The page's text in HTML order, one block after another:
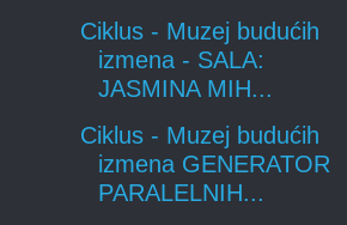
Ciklus - Muzej budućih
izmena - SALA:
JASMINA MIH...
Ciklus - Muzej budućih
izmena GENERATOR
PARALELNIH...